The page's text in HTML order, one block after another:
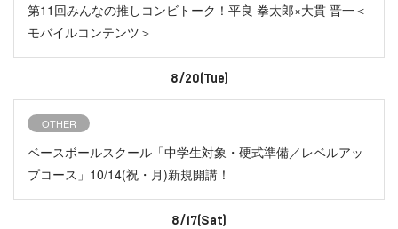
第11回みんなの推しコンビトーク！平良 拳太郎×大貫 晋一＜
モバイルコンテンツ＞
8/20(Tue)
OTHER
ベースボールスクール「中学生対象・硬式準備／レベルアッ
プコース」10/14(祝・月)新規開講！
8/17(Sat)